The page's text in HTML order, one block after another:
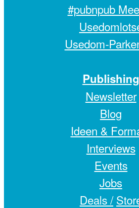
#pubnpub
Usedom-
Publishing
Newsletter
Blog
Ideen &
Interviews
Events
Jobs
Deals /